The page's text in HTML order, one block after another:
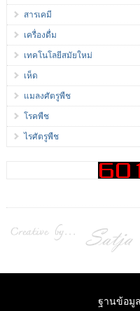
สารเคมี
เครื่องดื่ม
เทคโนโลยีสมัยใหม่
เห็ด
แมลงศัตรูพืช
โรคพืช
ไรศัตรูพืช
ฐานข้อมู